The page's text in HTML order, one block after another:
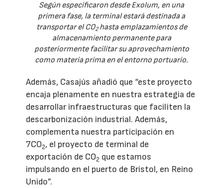
Según especificaron desde Exolum, en una
primera fase, la terminal estará destinada a
transportar el CO2hasta emplazamientos de
almacenamiento permanente para
posteriormente facilitar su aprovechamiento
como materia prima en el entorno portuario.
Además, Casajús añadió que “este proyecto
encaja plenamente en nuestra estrategia de
desarrollar infraestructuras que faciliten la
descarbonización industrial. Además,
complementa nuestra participación en
7CO2, el proyecto de terminal de
exportación de CO2 que estamos
impulsando en el puerto de Bristol, en Reino
Unido”.